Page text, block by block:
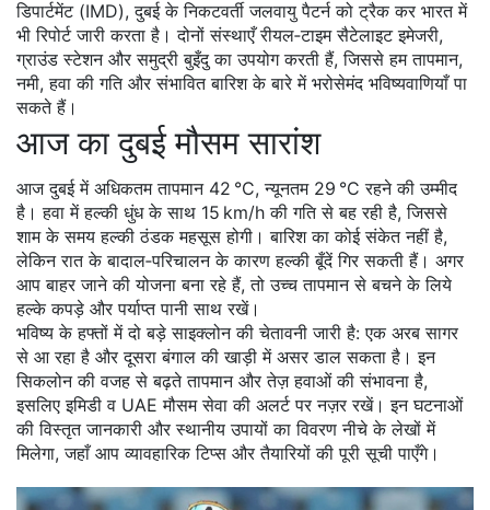
डिपार्टमेंट (IMD),दुबई के निकटवर्ती जलवायु पैटर्न को ट्रैक कर भारत में
भी रिपोर्ट जारी करता है । दोनों संस्थाएँ रीयल‑टाइम सैटेलाइट इमेजरी,
ग्राउंड स्टेशन और समुद्री बुइँदु का उपयोग करती हैं, जिससे हम तापमान,
नमी, हवा की गति और संभावित बारिश के बारे में भरोसेमंद भविष्यवाणियाँ पा
सकते हैं।
आज का दुबई मौसम सारांश
आज दुबई में अधिकतम तापमान 42 °C, न्यूनतम 29 °C रहने की उम्मीद
है। हवा में हल्की धुंध के साथ 15 km/h की गति से बह रही है, जिससे
शाम के समय हल्की ठंडक महसूस होगी। बारिश का कोई संकेत नहीं है,
लेकिन रात के बादाल‑परिचालन के कारण हल्की बूँदें गिर सकती हैं। अगर
आप बाहर जाने की योजना बना रहे हैं, तो उच्च तापमान से बचने के लिये
हल्के कपड़े और पर्याप्त पानी साथ रखें।
भविष्य के हफ्तों में दो बड़े साइक्लोन की चेतावनी जारी है: एक अरब सागर
से आ रहा है और दूसरा बंगाल की खाड़ी में असर डाल सकता है। इन
सिकलोन की वजह से बढ़ते तापमान और तेज़ हवाओं की संभावना है,
इसलिए इमिडी व UAE मौसम सेवा की अलर्ट पर नज़र रखें। इन घटनाओं
की विस्तृत जानकारी और स्थानीय उपायों का विवरण नीचे के लेखों में
मिलेगा, जहाँ आप व्यावहारिक टिप्स और तैयारियों की पूरी सूची पाएँगे।